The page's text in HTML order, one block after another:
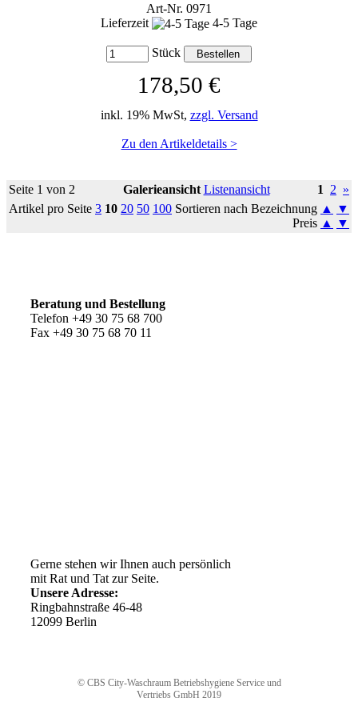
Art-Nr. 0971
Lieferzeit
4-5 Tage
Stück
178,50 €
inkl. 19% MwSt, zzgl. Versand
Zu den Artikeldetails >
Seite 1 von 2 1 2 »
Galerieansicht Listenansicht
Artikel pro Seite 3 10 20 50 100 Sortieren nach Bezeichnung ▲
▼
Preis ▲ ▼
Beratung und Bestellung
Telefon +49 30 75 68 700
Fax +49 30 75 68 70 11
Gerne stehen wir Ihnen auch persönlich
mit Rat und Tat zur Seite.
Unsere Adresse:
Ringbahnstraße 46-48
12099 Berlin
© CBS City-Waschraum Betriebshygiene Service und
Vertriebs GmbH 2019